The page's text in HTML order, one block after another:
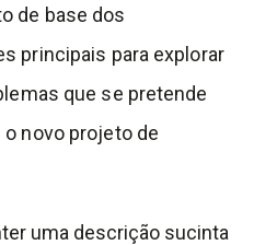
de base dos
principais para explorar
que se pretende
novo projeto de
uma descrição sucinta